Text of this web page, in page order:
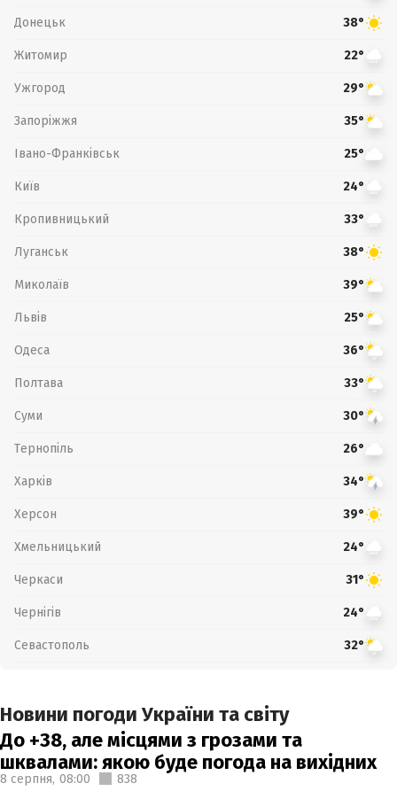
Донецьк 38°
Житомир 22°
Ужгород 29°
Запоріжжя 35°
Івано-Франківськ 25°
Київ 24°
Кропивницький 33°
Луганськ 38°
Миколаїв 39°
Львів 25°
Одеса 36°
Полтава 33°
Суми 30°
Тернопіль 26°
Харків 34°
Херсон 39°
Хмельницький 24°
Черкаси 31°
Чернігів 24°
Севастополь 32°
Новини погоди України та світу
До +38, але місцями з грозами та
шквалами: якою буде погода на вихідних
8 серпня, 08:00 838